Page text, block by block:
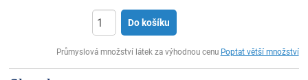
Do košíku
Průmyslová množství látek za výhodnou cenu Poptat větší množství